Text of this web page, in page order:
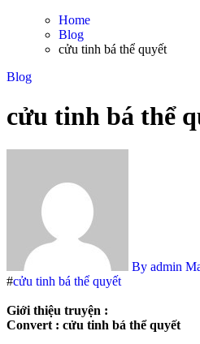
Home
Blog
cửu tinh bá thể quyết
Blog
cửu tinh bá thể
By admin
#cửu tinh bá thể quyết
Giới thiệu truyện :
Convert : cửu tinh bá thể quyết